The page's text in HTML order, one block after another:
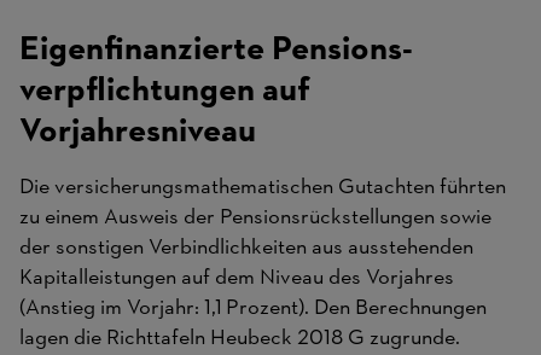
Eigen­finanzierte Pensions­
verpflichtungen auf
Vorjahresniveau
Die versicherungsmathematischen Gutachten führten
zu einem Ausweis der Pensionsrückstellungen sowie
der sonstigen Verbindlichkeiten aus ausstehenden
Kapitalleistungen auf dem Niveau des Vorjahres
(Anstieg im Vorjahr: 1,1 Prozent). Den Berechnungen
lagen die Richttafeln Heubeck 2018 G zugrunde.